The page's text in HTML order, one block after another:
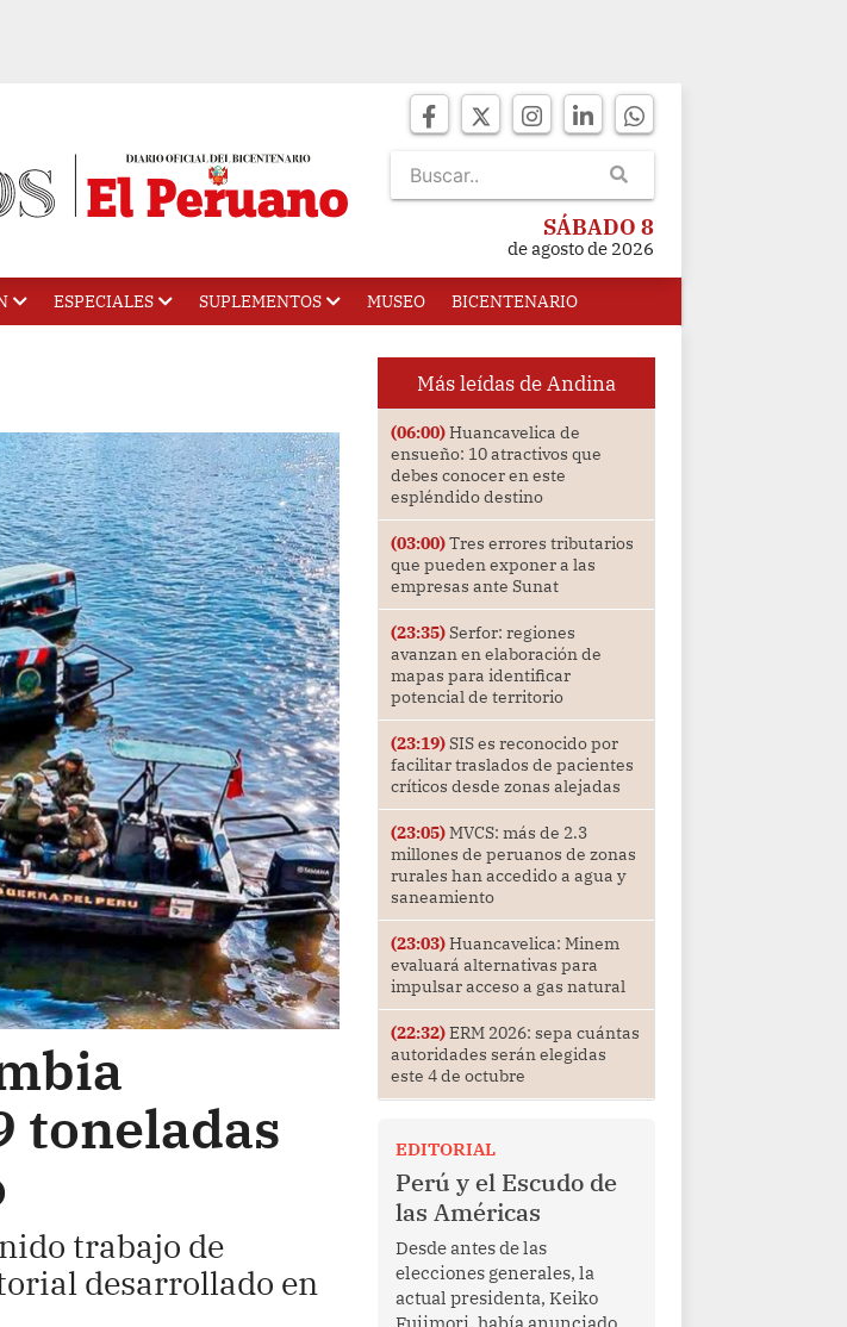
SÁBADO 8
de agosto de 2026
ESPECIALES SUPLEMENTOS MUSEO BICENTENARIO
toneladas
trabajo de
desarrollado en
Más leídas de Andina
(06:00)Huancavelica de
ensueño: 10 atractivos que
debes conocer en este
espléndido destino
(03:00)Tres errores tributarios
que pueden exponer a las
empresas ante Sunat
(23:35)Serfor: regiones
avanzan en elaboración de
mapas para identificar
potencial de territorio
(23:19)SIS es reconocido por
facilitar traslados de pacientes
críticos desde zonas alejadas
(23:05)MVCS: más de 2.3
millones de peruanos de zonas
rurales han accedido a agua y
saneamiento
(23:03)Huancavelica: Minem
evaluará alternativas para
impulsar acceso a gas natural
(22:32)ERM 2026: sepa cuántas
autoridades serán elegidas
este 4 de octubre
EDITORIAL
Perú y el Escudo de
las Américas
Desde antes de las
elecciones generales, la
actual presidenta, Keiko